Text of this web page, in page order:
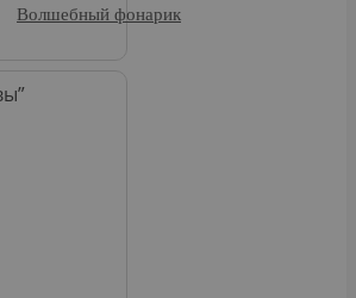
Волшебный фонарик